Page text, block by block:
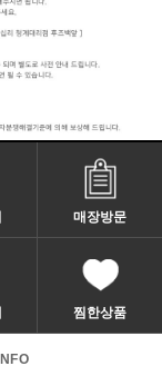
매장방문
찜한상품